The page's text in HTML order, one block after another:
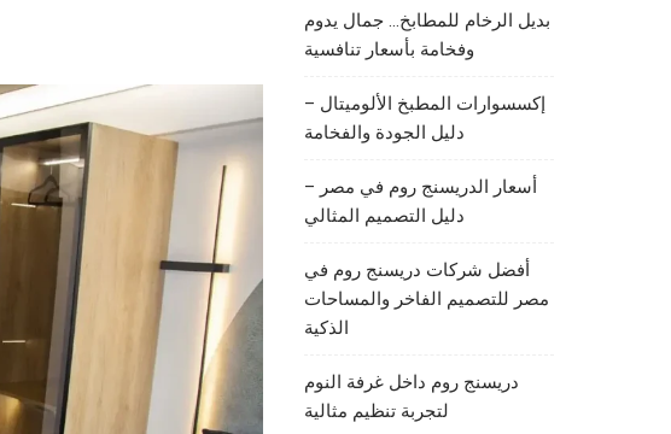
بديل الرخام للمطابخ… جمال يدوم
وفخامة بأسعار تنافسية
إكسسوارات المطبخ الألوميتال –
دليل الجودة والفخامة
أسعار الدريسنج روم في مصر –
دليل التصميم المثالي
أفضل شركات دريسنج روم في
مصر للتصميم الفاخر والمساحات
الذكية
دريسنج روم داخل غرفة النوم
لتجربة تنظيم مثالية